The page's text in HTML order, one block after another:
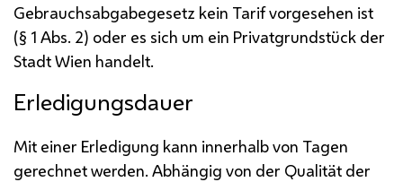
Gebrauchsabgabegesetz kein Tarif vorgesehen ist
(§ 1 Abs. 2) oder es sich um ein Privatgrundstück der
Stadt Wien handelt.
Erledigungsdauer
Mit einer Erledigung kann innerhalb von Tagen
gerechnet werden. Abhängig von der Qualität der